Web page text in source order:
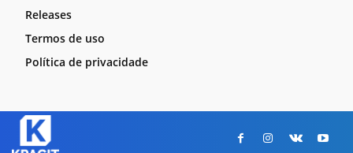
Releases
Termos de uso
Política de privacidade